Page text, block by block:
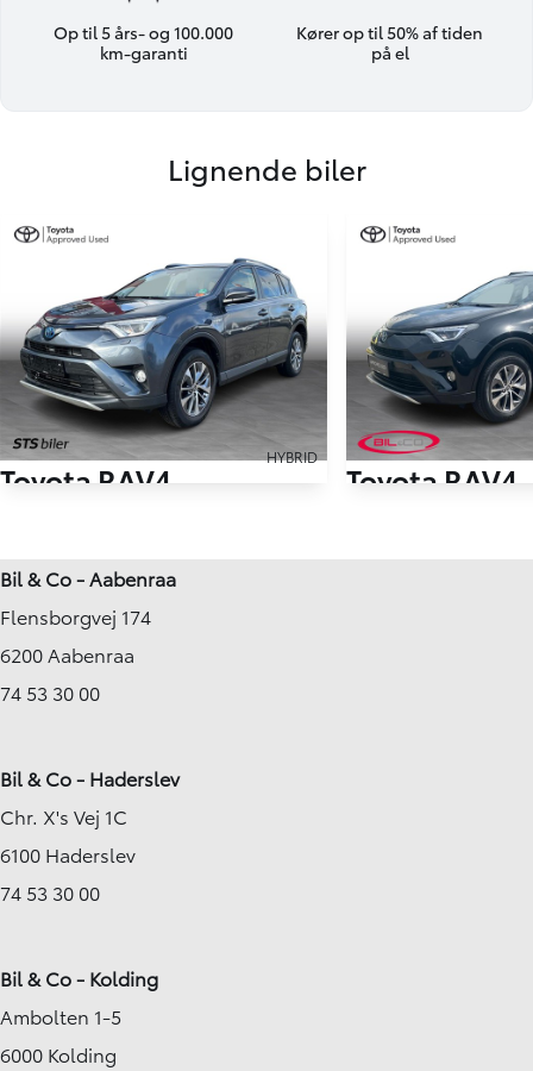
Op til 5 års- og 100.000
km-garanti
Kører op til 50% af tiden
på el
Lignende biler
HYBRID
Toyota RAV4
2018
Hybrid (Benzin / El)
KONTANT
FINANSIERING
Toyota RAV4
Bil & Co - Aabenraa
Flensborgvej 174
6200 Aabenraa
74 53 30 00
Bil & Co - Haderslev
Chr. X's Vej 1C
6100 Haderslev
74 53 30 00
Bil & Co - Kolding
Ambolten 1-5
6000 Kolding